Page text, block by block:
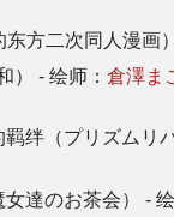
方二次同人漫画
） - 绘师：倉澤ま
绊（プリズムリ
達のお茶会） -